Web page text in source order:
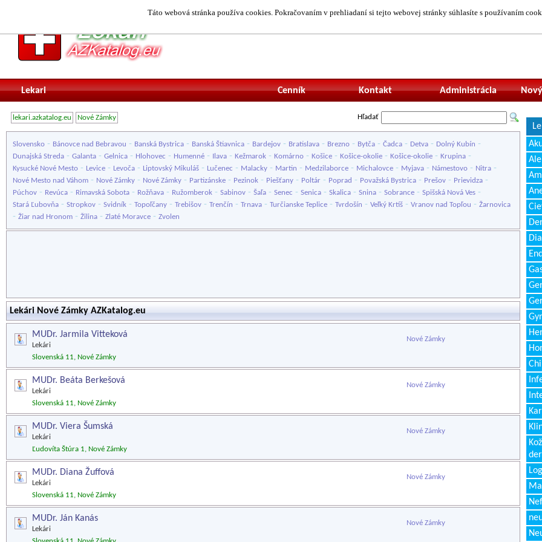
Táto webová stránka používa cookies. Pokračovaním v prehliadaní si tejto webovej stránky súhlasíte s používaním
Lekari Administrácia
Kontakt
Cenník
lekari.azkatalog.eu Nové Zámky Hľadať
Slovensko - Bánovce nad Bebravou - Banská Bystrica - Banská Štiavnica - Bardejov - Bratislava - Brezno - Bytča - Čadca - Detva - Dolný Kubín -
Dunajská Streda - Galanta - Gelnica - Hlohovec - Humenné - Ilava - Kežmarok - Komárno - Košice - Košice-okolie - Košice-okolie - Krupina -
Kysucké Nové Mesto - Levice - Levoča - Liptovský Mikuláš - Lučenec - Malacky - Martin - Medzilaborce - Michalovce - Myjava - Námestovo - Nitra -
Nové Mesto nad Váhom - Nové Zámky - Nové Zámky - Partizánske - Pezinok - Piešťany - Poltár - Poprad - Považská Bystrica - Prešov - Prievidza -
Púchov - Revúca - Rimavská Sobota - Rožňava - Ružomberok - Sabinov - Šaľa - Senec - Senica - Skalica - Snina - Sobrance - Spišská Nová Ves -
Stará Ľubovňa - Stropkov - Svidník - Topoľčany - Trebišov - Trenčín - Trnava - Turčianske Teplice - Tvrdošín - Veľký Krtíš - Vranov nad Topľou - Žarnovica
- Žiar nad Hronom - Žilina - Zlaté Moravce - Zvolen
Lekári Nové Zámky AZKatalog.eu
MUDr. Jarmila Vitteková
Lekári
Nové Zámky
Slovenská 11, Nové Zámky
MUDr. Beáta Berkešová
Lekári
Nové Zámky
Slovenská 11, Nové Zámky
MUDr. Viera Šumská
Lekári
Nové Zámky
Ľudovíta Štúra 1, Nové Zámky
MUDr. Diana Žuffová
Lekári
Nové Zámky
Slovenská 11, Nové Zámky
MUDr. Ján Kanás
Lekári
Nové Zámky